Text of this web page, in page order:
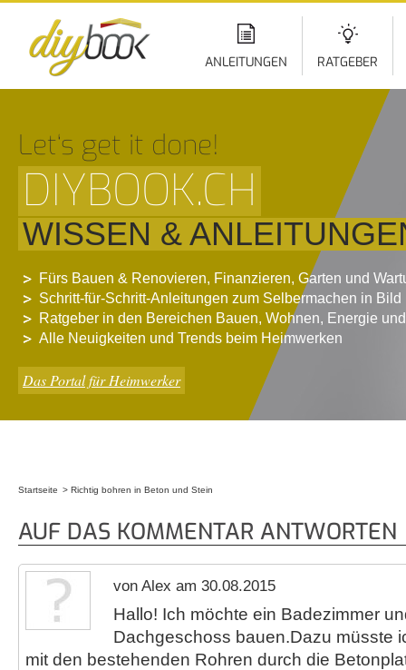
ANLEITUNGEN RATGEBER
Let‘s get it done!
DIYBOOK.CH
WISSEN &
Fürs Bauen & Renovieren, Finanzieren, Garten und
Schritt-für-Schritt-Anleitungen zum Selbermachen in Bild
Ratgeber in den Bereichen Bauen, Wohnen, Energie
Alle Neuigkeiten und Trends beim Heimwerken
Das Portal für Heimwerker
Startseite Richtig bohren in Beton und Stein
AUF DAS KOMMENTAR ANTWORTEN
von Alex am 30.08.2015
Hallo! Ich möchte ein Badezimmer
Dachgeschoss bauen.Dazu müsste
mit den bestehenden Rohren durch die